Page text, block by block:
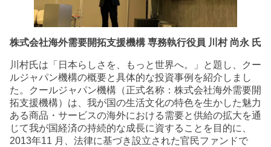
株式会社海外需要開拓支援機構 専務執行役員 川村 尚永 氏
川村氏は「日本らしさを、もっと世界へ。」と題し、クー
ルジャパン機構の概要と具体的な投資事例を紹介しまし
た。クールジャパン機構（正式名称：株式会社海外需要開
拓支援機構）は、我が国の生活文化の特色を生かした魅力
ある商品・サービスの海外における需要と供給の拡大を通
じて我が国経済の持続的な成長に資することを目的に、
2013年11 月、法律に基づき設立された官民ファンドで